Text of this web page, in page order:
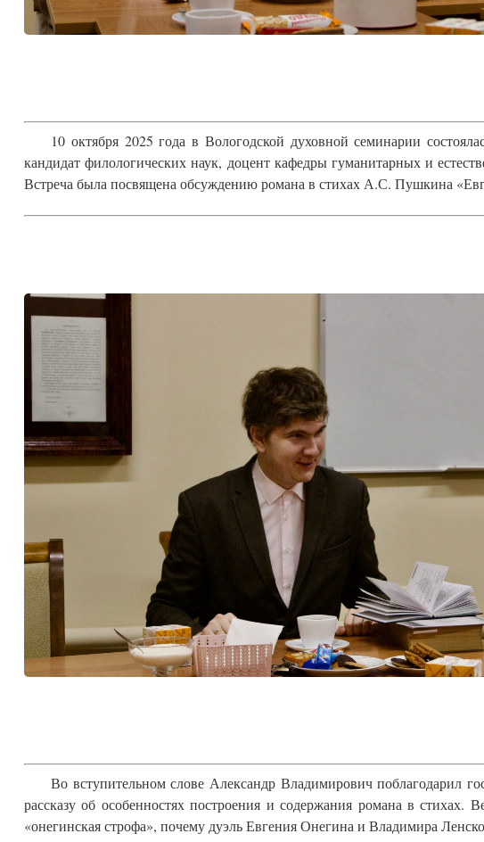
10 октября 2025 года в Вологодской духовной семинарии
кандидат филологических наук, доцент кафедры гуманитарных и
Встреча была посвящена обсуждению романа в стихах А.С. Пушкина
Во вступительном слове Александр Владимирович поблагодарил
рассказу об особенностях построения и содержания романа в
«онегинская строфа», почему дуэль Евгения Онегина и Владимира